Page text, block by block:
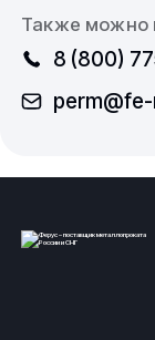
Также можно
8 (800)